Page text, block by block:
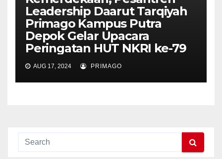
Leadership Daarut Tarqiyah
Primago Kampus Putra
Depok Gelar Upacara
Peringatan HUT NKRI ke-79
AUG 17, 2024 PRIMAGO